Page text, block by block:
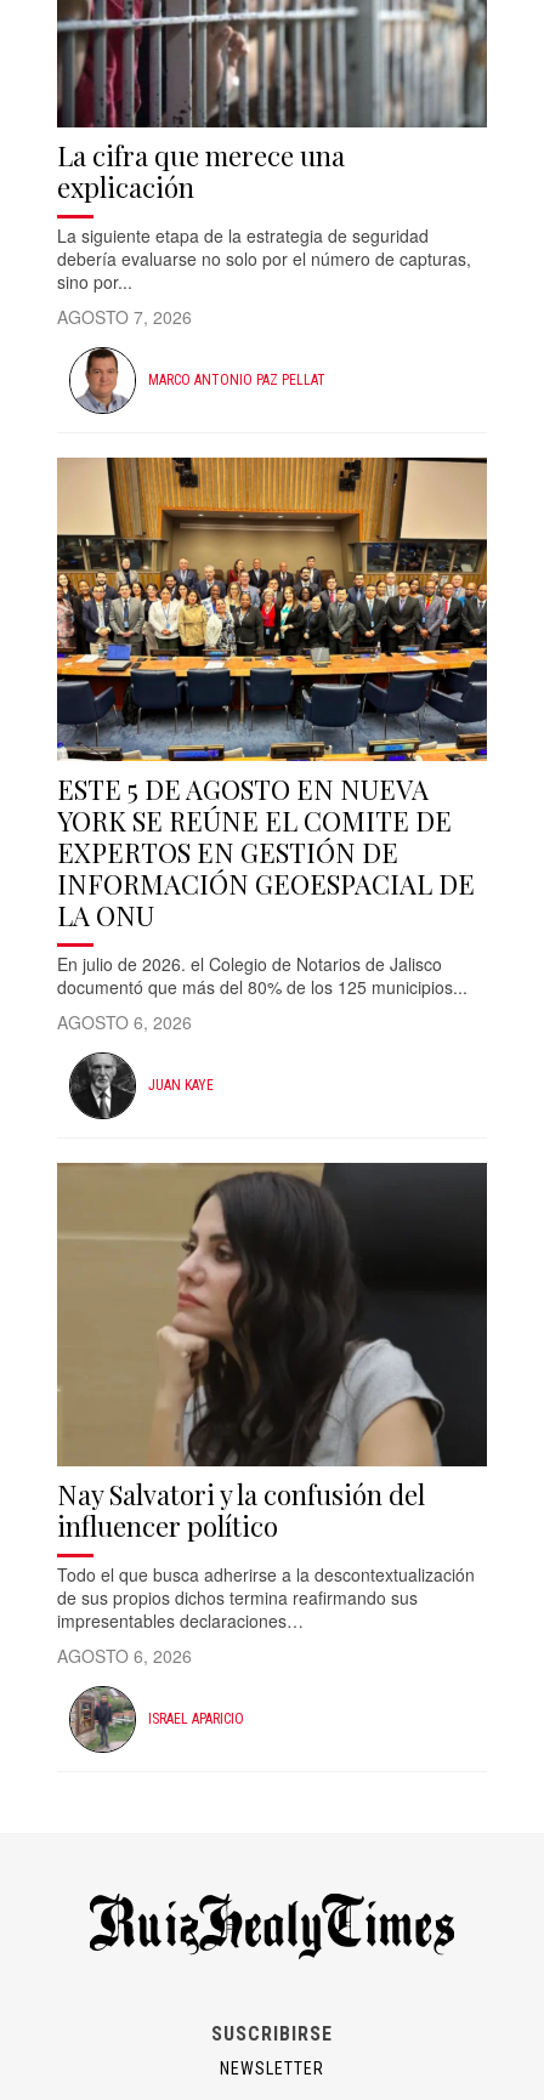
La cifra que merece una
explicación
La siguiente etapa de la estrategia de seguridad
debería evaluarse no solo por el número de capturas,
sino por...
AGOSTO 7, 2026
MARCO ANTONIO PAZ PELLAT
ESTE 5 DE AGOSTO EN NUEVA
YORK SE REÚNE EL COMITE DE
EXPERTOS EN GESTIÓN DE
INFORMACIÓN GEOESPACIAL DE
LA ONU
En julio de 2026. el Colegio de Notarios de Jalisco
documentó que más del 80% de los 125 municipios...
AGOSTO 6, 2026
JUAN KAYE
Nay Salvatori y la confusión del
influencer político
Todo el que busca adherirse a la descontextualización
de sus propios dichos termina reafirmando sus
impresentables declaraciones…
AGOSTO 6, 2026
ISRAEL APARICIO
SUSCRIBIRSE
NEWSLETTER